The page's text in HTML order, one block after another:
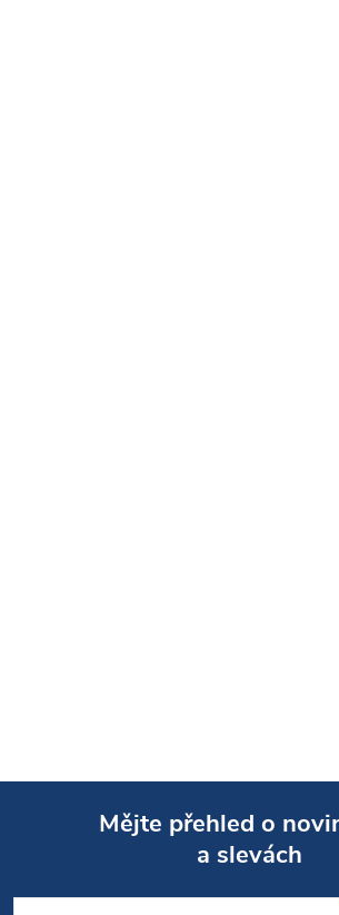
Mějte přehled o
a slevách